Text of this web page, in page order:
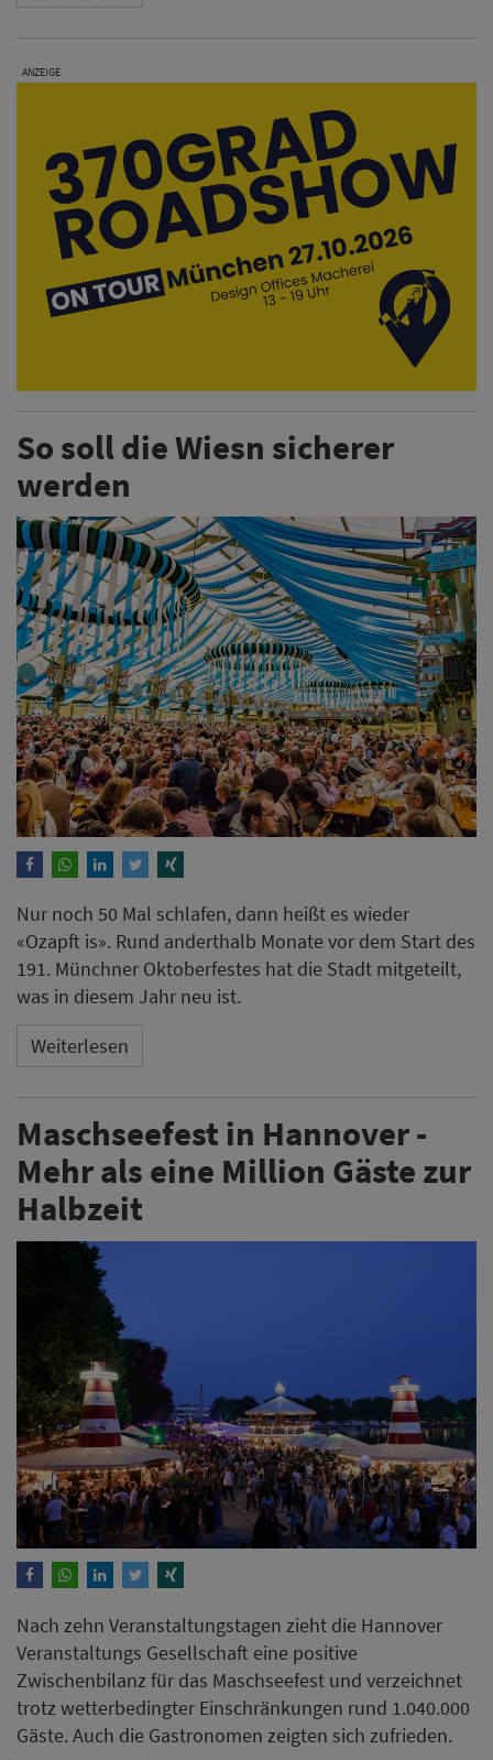
ANZEIGE
So soll die Wiesn sicherer
werden
Nur noch 50 Mal schlafen, dann heißt es wieder
«Ozapft is». Rund anderthalb Monate vor dem Start des
191. Münchner Oktoberfestes hat die Stadt mitgeteilt,
was in diesem Jahr neu ist.
Weiterlesen
Maschseefest in Hannover -
Mehr als eine Million Gäste zur
Halbzeit
Nach zehn Veranstaltungstagen zieht die Hannover
Veranstaltungs Gesellschaft eine positive
Zwischenbilanz für das Maschseefest und verzeichnet
trotz wetterbedingter Einschränkungen rund 1.040.000
Gäste. Auch die Gastronomen zeigten sich zufrieden.